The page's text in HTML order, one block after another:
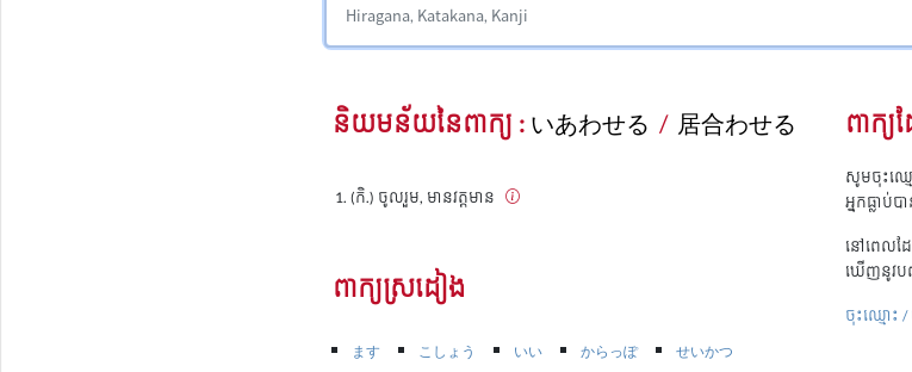
និយមន័យនៃពាក្យ :いあわせる / 居合わせる
(កិ.) ចូលរួម, មានវត្តមាន
ពាក្យស្រដៀង
ます こしょう いい からっぽ
せいかつ
ពាក្យ
សូមចុះឈ្ម
អ្នកធ្លាប់
នៅពេលដ
ឃើញនូវប
ចុះឈ្មោះ